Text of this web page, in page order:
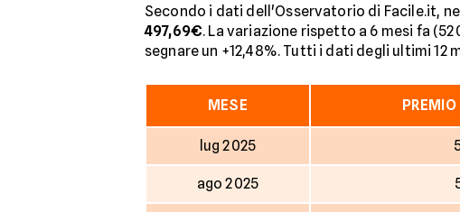
Secondo i dati dell'Osservatorio di Facile.it,
497,69€. La variazione rispetto a 6 mesi fa
segnare un +12,48%. Tutti i dati degli ultimi
MESE
lug 2025
ago 2025